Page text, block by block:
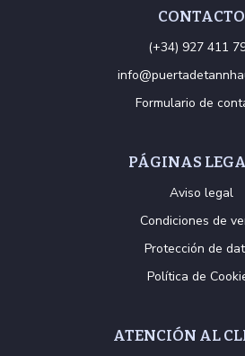
CONTACTO
(+34) 927 411
Formulario de
PÁGINAS
Aviso legal
Condiciones de
Protección de
Política de
ATENCIÓN AL